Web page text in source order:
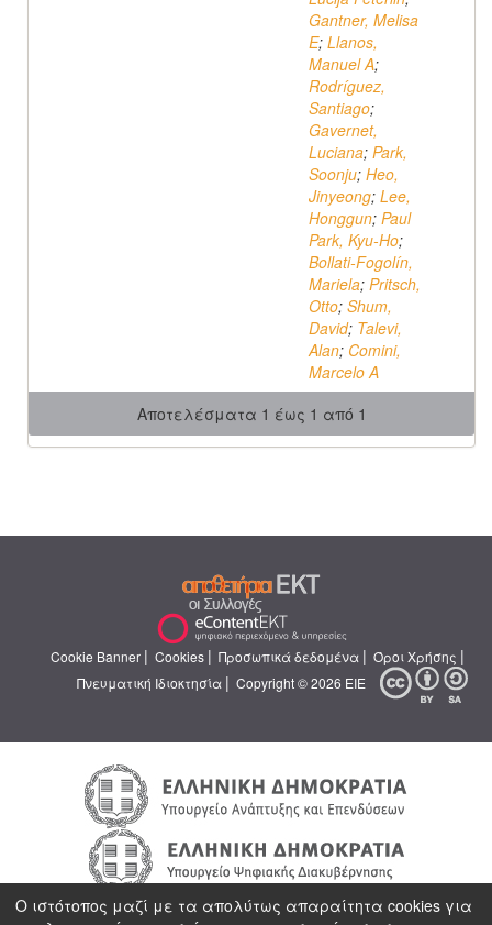
Gantner, Melisa
E; Llanos,
Manuel A;
Rodríguez,
Santiago;
Gavernet,
Luciana; Park,
Soonju; Heo,
Jinyeong; Lee,
Honggun; Paul
Park, Kyu-Ho;
Bollati-Fogolín,
Mariela; Pritsch,
Otto; Shum,
David; Talevi,
Alan; Comini,
Marcelo A
Αποτελέσματα 1 έως 1 από 1
Cookie Banner | Cookies | Προσωπικά δεδομένα | Όροι Χρήσης |
Πνευματική Ιδιοκτησία | Copyright © 2026 ΕΙΕ
Ο ιστότοπος μαζί με τα απολύτως απαραίτητα cookies για